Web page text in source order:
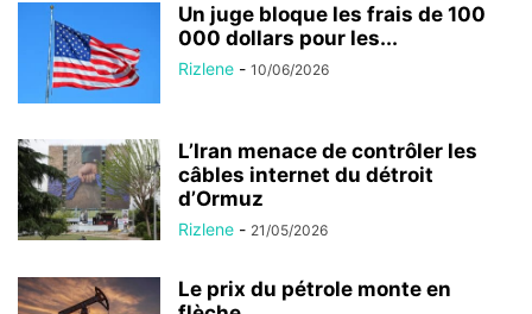
Un juge bloque les frais de 100
000 dollars pour les...
Rizlene - 10/06/2026
L’Iran menace de contrôler les
câbles internet du détroit
d’Ormuz
Rizlene - 21/05/2026
Le prix du pétrole monte en